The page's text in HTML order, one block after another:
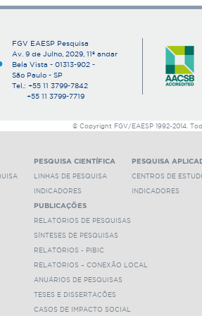
no "dumping", representando que o
PAE
FGV EAESP Pesquisa
Av. 9 de Julho, 2029, 11º andar
Bela Vista - 01313-902 -
São Paulo - SP
Tel.: +55 11 3799-7842
+55 11 3799-7719
© Copyright FGV/EAESP 1992-2014.
PESQUISA CIENTÍFICA
LINHAS DE PESQUISA
INDICADORES
PESQUISA
CENTROS DE
INDICADORES
PUBLICAÇÕES
RELATÓRIOS DE PESQUISAS
SÍNTESES DE PESQUISAS
RELATÓRIOS - PIBIC
RELATÓRIOS – CONEXÃO LOCAL
ANUÁRIOS DE PESQUISAS
TESES E DISSERTAÇÕES
CASOS DE IMPACTO SOCIAL